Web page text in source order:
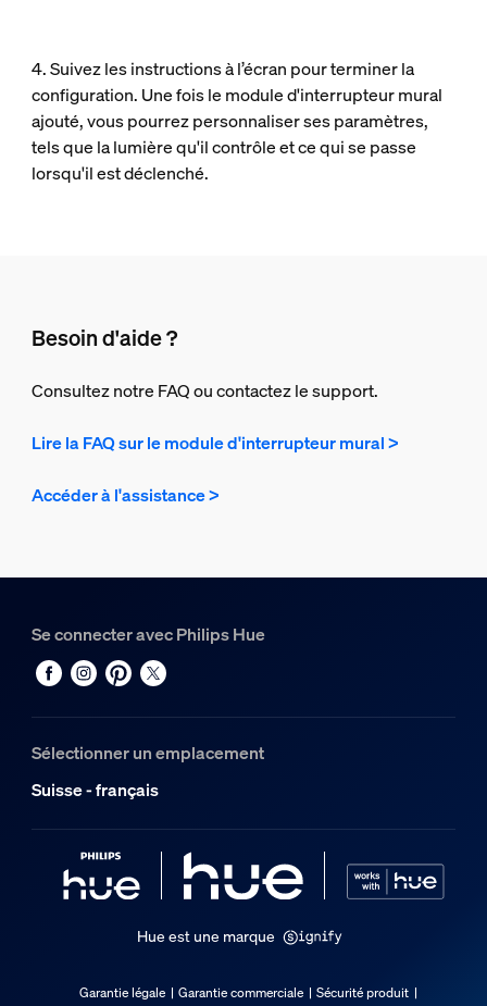
4. Suivez les instructions à l’écran pour terminer la
configuration. Une fois le module d'interrupteur mural
ajouté, vous pourrez personnaliser ses paramètres,
tels que la lumière qu'il contrôle et ce qui se passe
lorsqu'il est déclenché.
Besoin d'aide ?
Consultez notre FAQ ou contactez le support.
Lire la FAQ sur le module d'interrupteur mural >
Accéder à l'assistance >
Se connecter avec Philips Hue
Sélectionner un emplacement
Suisse - français
Hue est une marque
Garantie légale Garantie commerciale
Sécurité produit